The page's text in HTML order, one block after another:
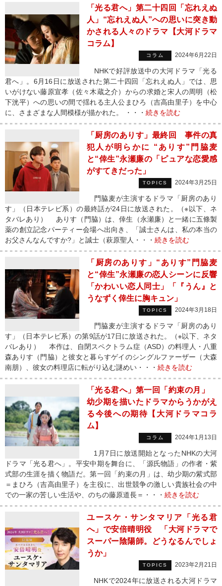
「光る君へ」第二十四回「忘れえぬ
人」“忘れえぬ人”への思いに突き動
かされる人々のドラマ【大河ドラマ
コラム】
コラム 2024年6月22日
NHKで好評放送中の大河ドラマ「光る
君へ」。6月16日に放送された第二十四回「忘れえぬ人」では、思
いがけない藤原宣孝（佐々木蔵之介）からの求婚と宋人の周明（松
下洸平）への思いの間で揺れる主人公まひろ（吉高由里子）を中心
に、さまざまな人間模様が描かれた。 ・・・ 続きを読む
「厨房のありす」最終回 事件の真
犯人が明らかに “ありす”門脇麦
と“倖生”永瀬廉の「ピュアな恋愛感
がすてきだった」
TOPICS 2024年3月25日
門脇麦が主演するドラマ「厨房のあり
す」（日本テレビ系）の最終話が24日に放送された。（※以下、ネ
タバレあり） ありす（門脇）は、倖生（永瀬廉）と一緒に五條製
薬の創立記念パーティー会場へ出向き、「誠士さんは、私の本当の
お父さんなんですか?」と誠士（萩原聖人・・・ 続きを読む
「厨房のありす」“ありす”門脇麦
と“倖生”永瀬廉の恋人シーンに反響
「かわいい恋人同士」「『うん』と
うなずく倖生に胸キュン」
TOPICS 2024年3月18日
門脇麦が主演するドラマ「厨房のあり
す」（日本テレビ系）の第9話が17日に放送された。（※以下、ネタ
バレあり） 本作は、自閉スペクトラム症（ASD）の料理人・八重
森ありす（門脇）と彼女と暮らすゲイのシングルファーザー（大森
南朋）、彼女の料理店に転がり込む謎めい・・・ 続きを読む
「光る君へ」第一回「約束の月」
幼少期を描いたドラマからうかがえ
る今後への期待【大河ドラマコラ
ム】
コラム 2024年1月13日
1月7日に放送開始となったNHKの大河
ドラマ「光る君へ」。平安中期を舞台に、「源氏物語」の作者・紫
式部の生涯を描く物語だ。第一回「約束の月」は、幼少期の紫式部
＝まひろ（吉高由里子）を主役に、出世競争の激しい貴族社会の中
での一家の苦しい生活や、のちの藤原道長＝・・・ 続きを読む
ユースケ・サンタマリア「光る君
へ」で安倍晴明役 「大河ドラマで
スーパー陰陽師。どうなるんでしょ
うか」
TOPICS 2023年2月21日
NHKで2024年に放送される大河ドラマ